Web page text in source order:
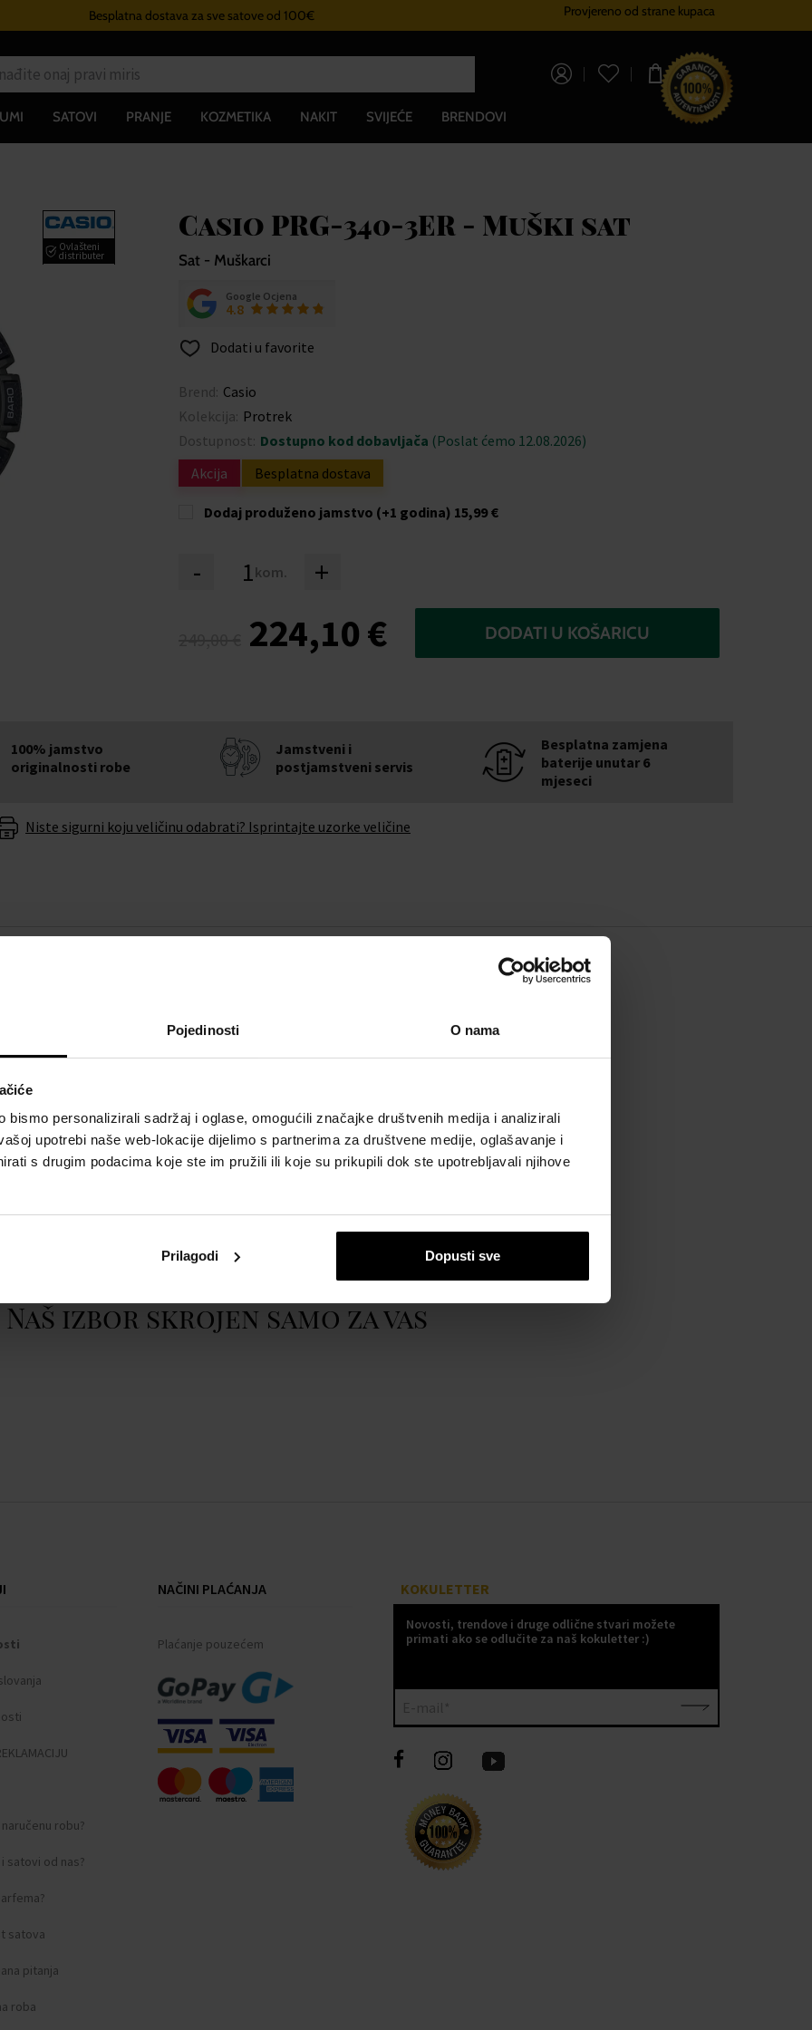
Pojedinosti O nama
bismo personalizirali sadržaj i oglase, omogućili značajke društvenih medija i analizirali
upotrebi naše web-lokacije dijelimo s partnerima za društvene medije, oglašavanje i
s drugim podacima koje ste im pružili ili koje su prikupili dok ste upotrebljavali njihove
Prilagodi Dopusti sve
Besplatna dostava za sve satove od 100€ Sustav vjernostiProvjereno od strane kupaca
0,00 €
SATOVI PRANJE KOZMETIKA NAKIT SVIJEĆE BRENDOVI
Ovlašteni
distributer
Casio PRG-340-3ER - Muški sat
Sat - Muškarci
Google Ocjena
4.8
Dodati u favorite
Brend: Casio
Kolekcija: Protrek
Dostupnost: Dostupno kod dobavljača (Poslat ćemo 12.08.2026)
Akcija
Besplatna dostava
Dodaj produženo jamstvo (+1 godina) 15,99 €
- kom. +
224,10 € DODATI U KOŠARICU
100% jamstvo
originalnosti robe
Jamstveni i
postjamstveni servis
Besplatna zamjena
baterije unutar 6
mjeseci
Niste sigurni koju veličinu odabrati? Isprintajte uzorke veličine
eleganciju i upotpuni
baterije u roku od 6
Automatski kalendar,
dokument."
Naš izbor skrojen samo za vas
robu?
satovi od nas?
satova
pitanja
roba
NAČINI PLAĆANJA
Plaćanje pouzećem
KOKULETTER
Novosti, trendove i druge odlične stvari možete
primati ako se odlučite za naš kokuletter :)